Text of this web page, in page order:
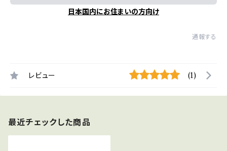
日本国内にお住まいの方向け
通報する
レビュー (1)
最近チェックした商品